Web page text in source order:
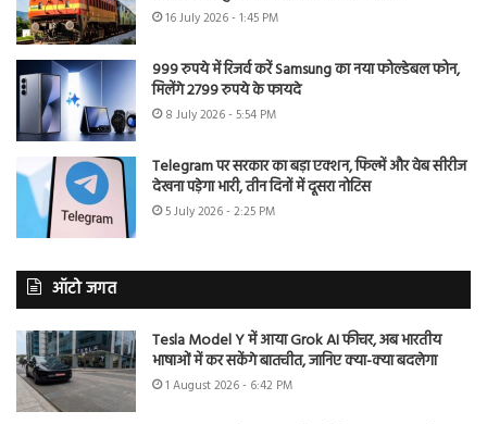
16 July 2026 - 1:45 PM
999 रुपये में रिजर्व करें Samsung का नया फोल्डेबल फोन,
मिलेंगे 2799 रुपये के फायदे
8 July 2026 - 5:54 PM
Telegram पर सरकार का बड़ा एक्शन, फिल्में और वेब सीरीज
देखना पड़ेगा भारी, तीन दिनों में दूसरा नोटिस
5 July 2026 - 2:25 PM
ऑटो जगत
Tesla Model Y में आया Grok AI फीचर, अब भारतीय
भाषाओं में कर सकेंगे बातचीत, जानिए क्या-क्या बदलेगा
1 August 2026 - 6:42 PM